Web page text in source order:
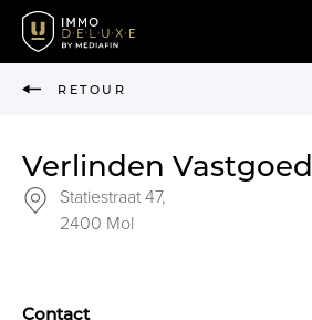
RETOUR
Verlinden Vastgoed
Statiestraat 47,
2400 Mol
Contact